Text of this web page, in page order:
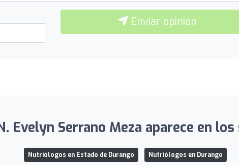
Enviar opinión
Evelyn Serrano Meza aparece en
Nutriólogos en Estado de Durango Nutriólogos en Durango